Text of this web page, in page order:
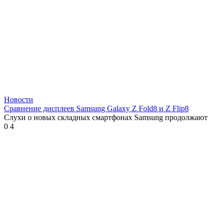
Новости
Сравнение дисплеев Samsung Galaxy Z Fold8 и Z Flip8
Слухи о новых складных смартфонах Samsung продолжают
0 4